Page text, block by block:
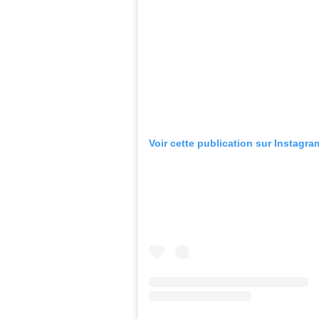
Voir cette publication sur